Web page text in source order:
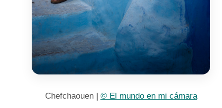
Chefchaouen | © El mundo en mi cámara